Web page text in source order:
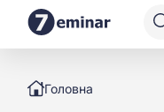
Головна